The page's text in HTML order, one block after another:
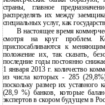
страны, главное
распределять их между
специальных услуг, как
В настоящее время
смотря на круг проблем.
приспосабливаются к
положение их, так сказать,
последние годы постоянно
1 января 2013 г. количество
из числа которых - 285
поскольку размер их уставного
(28,9 %) банков, которые
экспертов в скором будущем в